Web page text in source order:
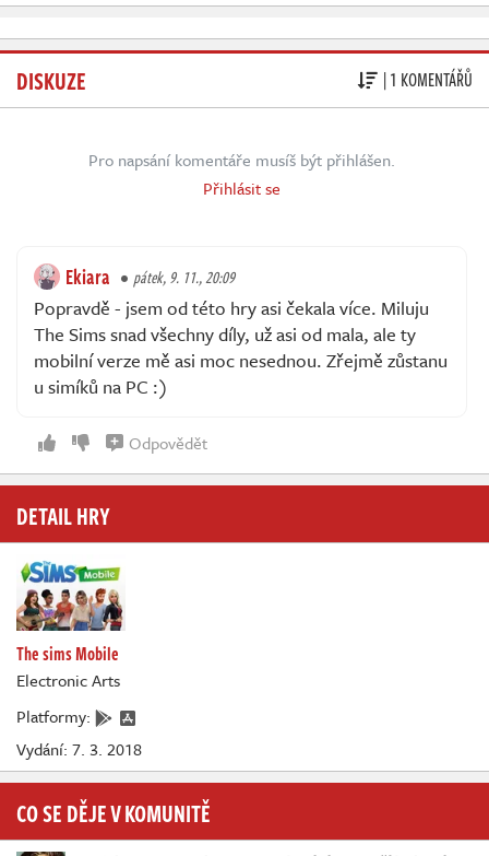
DISKUZE | 1 KOMENTÁŘŮ
Pro napsání komentáře musíš být přihlášen.
Přihlásit se
Ekiara pátek, 9. 11., 20:09
Popravdě - jsem od této hry asi čekala více. Miluju
The Sims snad všechny díly, už asi od mala, ale ty
mobilní verze mě asi moc nesednou. Zřejmě zůstanu
u simíků na PC :)
Odpovědět
DETAIL HRY
The sims Mobile
Electronic Arts
Platformy:
Vydání: 7. 3. 2018
CO SE DĚJE V KOMUNITĚ